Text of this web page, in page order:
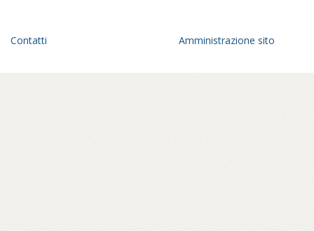
Contatti Amministrazione sito